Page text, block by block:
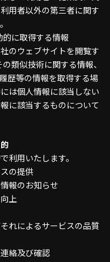
用者以外の第三者に関す
に取得する情報
のウェブサイトを閲覧す
類似技術に関する情報、
歴等の情報を取得する場
は個人情報に該当しない
に該当するものについて
利用いたします。
の提供
報のお知らせ
上
れによるサービスの品質
絡及び確認